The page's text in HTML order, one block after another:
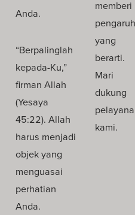
Anda.
“Berpalinglah
kepada-Ku,”
firman Allah
(Yesaya
45:22). Allah
harus menjadi
objek yang
menguasai
perhatian
Anda.
memberi
pengaruh
yang
berarti.
Mari
dukung
kami.